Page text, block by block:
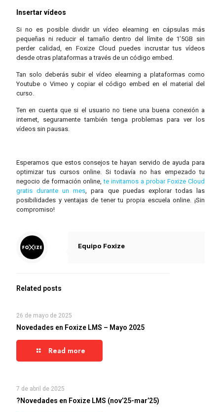
Insertar vídeos
Si no es posible dividir un vídeo elearning en cápsulas más
pequeñas ni reducir el tamaño dentro del límite de 1’5GB sin
perder calidad, en Foxize Cloud puedes incrustar tus vídeos
desde otras plataformas a través de un código embed.
Tan solo deberás subir el vídeo elearning a plataformas como
Youtube o Vimeo y copiar el código embed en el material del
curso.
Ten en cuenta que si el usuario no tiene una buena conexión a
internet, seguramente también tenga problemas para ver los
vídeos sin pausas.
Esperamos que estos consejos te hayan servido de ayuda para
optimizar tus cursos online. Si todavía no has empezado tu
negocio de formación online,te invitamos a probar Foxize Cloud
gratis durante un mes, para que puedas explorar todas las
posibilidades y ventajas de tener tu propia escuela online. ¡Sin
compromiso!
Equipo Foxize
Related posts
26 de mayo de 2025
Novedades en Foxize LMS – Mayo 2025
Read more
7 de abril de 2025
?Novedades en Foxize LMS (nov’25-mar’25)